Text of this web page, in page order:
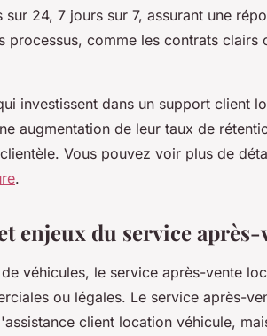
sur 24, 7 jours sur 7, assurant une
processus, comme les contrats
investissent dans un support client
augmentation de leur taux de
Vous pouvez voir plus de
.
enjeux du service après-
véhicules, le service après-vente
ou légales. Le service après-
client location véhicule,